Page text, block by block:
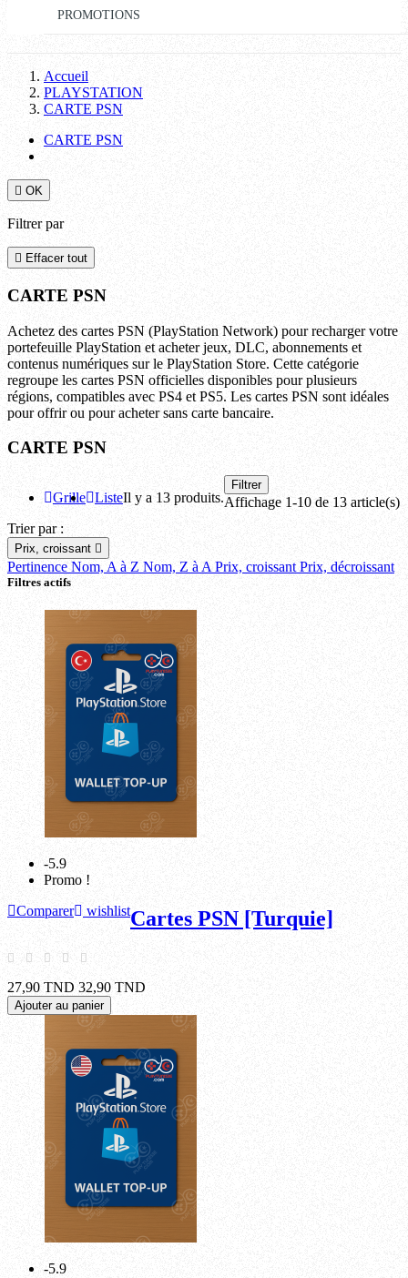
PROMOTIONS
Accueil
PLAYSTATION
CARTE PSN
CARTE PSN
 OK
Filtrer par
 Effacer tout
CARTE PSN
Achetez des cartes PSN (PlayStation Network) pour recharger votre
portefeuille PlayStation et acheter jeux, DLC, abonnements et
contenus numériques sur le PlayStation Store. Cette catégorie
regroupe les cartes PSN officielles disponibles pour plusieurs
régions, compatibles avec PS4 et PS5. Les cartes PSN sont idéales
pour offrir ou pour acheter sans carte bancaire.
CARTE PSN
Grille ListeIl y a 13 produits.
Trier par :
Prix, croissant 
Pertinence Nom, A à Z Nom, Z à A Prix, croissant Prix, décroissant
Filtrer
Affichage 1-10 de 13 article(s)
Filtres actifs
-5.9
Promo !
Comparer
wishlistCartes PSN [Turquie]
27,90 TND 32,90 TND
Ajouter au panier
-5.9